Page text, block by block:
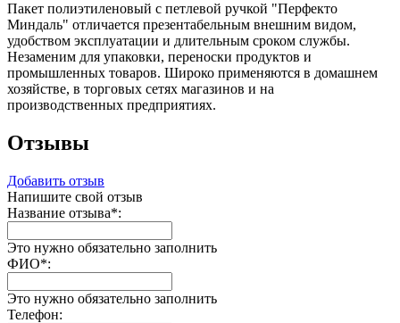
Пакет полиэтиленовый с петлевой ручкой "Перфекто
Миндаль" отличается презентабельным внешним видом,
удобством эксплуатации и длительным сроком службы.
Незаменим для упаковки, переноски продуктов и
промышленных товаров. Широко применяются в домашнем
хозяйстве, в торговых сетях магазинов и на
производственных предприятиях.
Отзывы
Добавить отзыв
Напишите свой отзыв
Название отзыва*:
Это нужно обязательно заполнить
ФИО*:
Это нужно обязательно заполнить
Телефон: